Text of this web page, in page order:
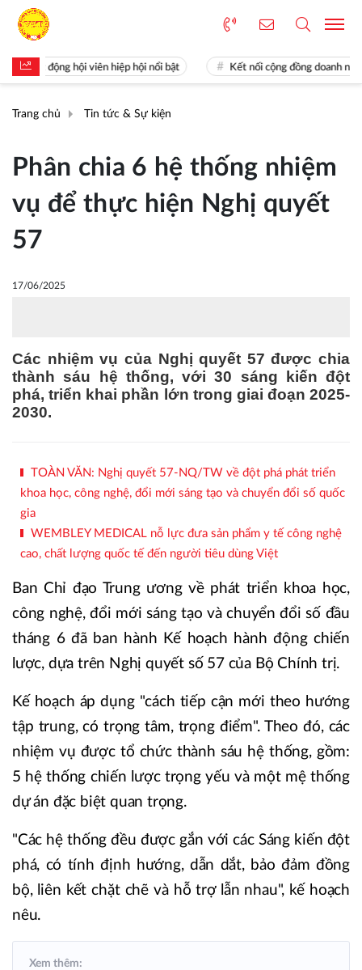
động hội viên hiệp hội nổi bật Kết nối cộng đồng doanh nghiệp
Trang chủ Tin tức & Sự kiện
Phân chia 6 hệ thống nhiệm
vụ để thực hiện Nghị quyết
57
17/06/2025
Các nhiệm vụ của Nghị quyết 57 được chia
thành sáu hệ thống, với 30 sáng kiến đột
phá, triển khai phần lớn trong giai đoạn 2025-
2030.
TOÀN VĂN: Nghị quyết 57-NQ/TW về đột phá phát triển
khoa học, công nghệ, đổi mới sáng tạo và chuyển đổi số quốc
gia
WEMBLEY MEDICAL nỗ lực đưa sản phẩm y tế công nghệ
cao, chất lượng quốc tế đến người tiêu dùng Việt
Ban Chỉ đạo Trung ương về phát triển khoa học,
công nghệ, đổi mới sáng tạo và chuyển đổi số đầu
tháng 6 đã ban hành Kế hoạch hành động chiến
lược, dựa trên Nghị quyết số 57 của Bộ Chính trị.
Kế hoạch áp dụng "cách tiếp cận mới theo hướng
tập trung, có trọng tâm, trọng điểm". Theo đó, các
nhiệm vụ được tổ chức thành sáu hệ thống, gồm:
5 hệ thống chiến lược trọng yếu và một mệ thống
dự án đặc biệt quan trọng.
"Các hệ thống đều được gắn với các Sáng kiến đột
phá, có tính định hướng, dẫn dắt, bảo đảm đồng
bộ, liên kết chặt chẽ và hỗ trợ lẫn nhau", kế hoạch
nêu.
Xem thêm: